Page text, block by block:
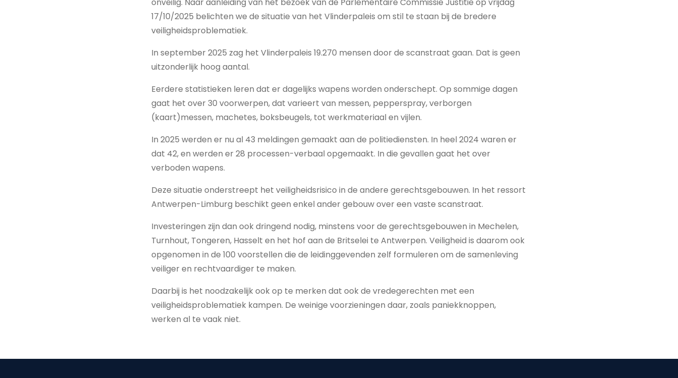
17/10/2025 belichten we de situatie van het Vlinderpaleis om stil te staan bij de bredere
veiligheidsproblematiek.
In september 2025 zag het Vlinderpaleis 19.270 mensen door de scanstraat gaan. Dat is geen
uitzonderlijk hoog aantal.
Eerdere statistieken leren dat er dagelijks wapens worden onderschept. Op sommige dagen
gaat het over 30 voorwerpen, dat varieert van messen, pepperspray, verborgen
(kaart)messen, machetes, boksbeugels, tot werkmateriaal en vijlen.
In 2025 werden er nu al 43 meldingen gemaakt aan de politiediensten. In heel 2024 waren er
dat 42, en werden er 28 processen-verbaal opgemaakt. In die gevallen gaat het over
verboden wapens.
Deze situatie onderstreept het veiligheidsrisico in de andere gerechtsgebouwen. In het ressort
Antwerpen-Limburg beschikt geen enkel ander gebouw over een vaste scanstraat.
Investeringen zijn dan ook dringend nodig, minstens voor de gerechtsgebouwen in Mechelen,
Turnhout, Tongeren, Hasselt en het hof aan de Britselei te Antwerpen. Veiligheid is daarom ook
opgenomen in de 100 voorstellen die de leidinggevenden zelf formuleren om de samenleving
veiliger en rechtvaardiger te maken.
Daarbij is het noodzakelijk ook op te merken dat ook de vredegerechten met een
veiligheidsproblematiek kampen. De weinige voorzieningen daar, zoals paniekknoppen,
werken al te vaak niet.